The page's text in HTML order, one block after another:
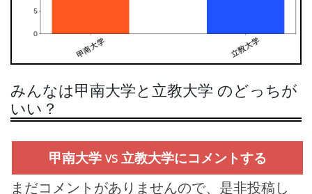
みんなは甲南大学と立教大学 のどっちが
いい？
甲南大学 vs 立教大学にコメントする
まだコメントがありませんので、是非投稿し